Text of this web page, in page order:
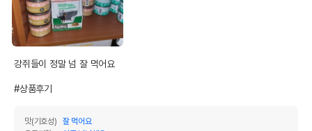
강쥐들이 정말 넘 잘 먹어요
#상품후기
맛(기호성)
잘 먹어요